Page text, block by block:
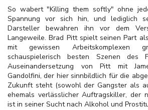
So wabert "Killing them softly" ohne
Spannung vor sich hin, und lediglich
Darsteller bewahren ihn vor dem
Langeweile. Brad Pitt spielt seinen Part
mit gewissen Arbeitskomplexen
schauspielerisch besten Szenen des
Auseinandersetzung von Pitt mit
Gandolfini, der hier sinnbildlich für die
Zukunft steht (sowohl der Gangster als
ehemals verlässlicher Auftragskiller, der
ist in seiner Sucht nach Alkohol und